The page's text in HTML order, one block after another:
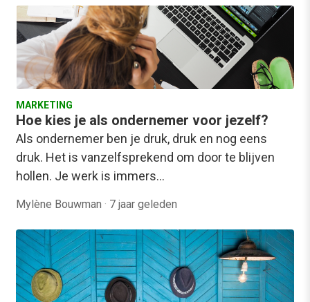
MARKETING
Hoe kies je als ondernemer voor jezelf?
Als ondernemer ben je druk, druk en nog eens
druk. Het is vanzelfsprekend om door te blijven
hollen. Je werk is immers…
Mylène Bouwman · 7 jaar geleden